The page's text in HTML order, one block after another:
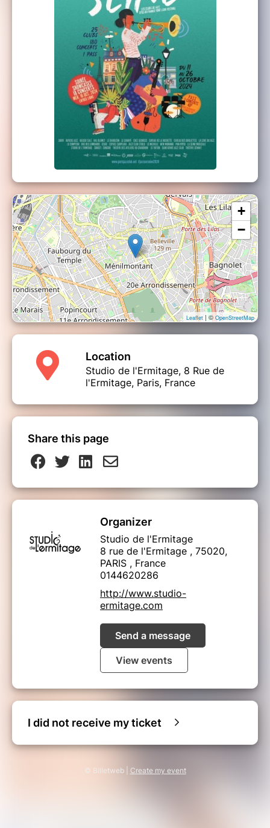
Noémie Lemaa : Voix
Inor Sotolongo : Percussions
Aurélie Tyszblat : Voix
+
−
Leaflet | © OpenStreetMap
Location
Studio de l'Ermitage, 8 Rue de
l'Ermitage, Paris, France
Share this page
Organizer
Studio de l'Ermitage
8 rue de l'Ermitage , 75020,
PARIS , France
0144620286
http://www.studio-
ermitage.com
Send a message
View events
I did not receive my ticket
© Billetweb | Create my event